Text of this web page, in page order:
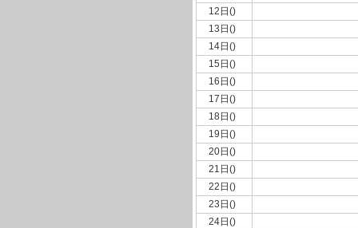
12日()
13日()
14日()
15日()
16日()
17日()
18日()
19日()
20日()
21日()
22日()
23日()
24日()